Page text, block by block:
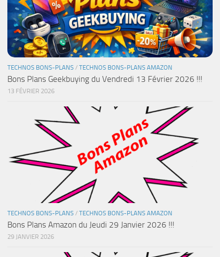
TECHNOS BONS-PLANS / TECHNOS BONS-PLANS AMAZON
Bons Plans Geekbuying du Vendredi 13 Février 2026 !!!
13 FÉVRIER 2026
TECHNOS BONS-PLANS / TECHNOS BONS-PLANS AMAZON
Bons Plans Amazon du Jeudi 29 Janvier 2026 !!!
29 JANVIER 2026